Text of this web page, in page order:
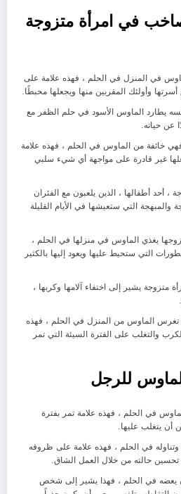
في امرأة متزوجة
في المنزل في الحلم ، فهذه علامة على
وأولئك المقربين منها ويجعلها محبطًا.
يطارد الماوس الأسود في حلم الظفر مع
عن حياته.
خائفة من الماوس في الحلم ، فهذه علامة
غير قادرة على مواجهة أي شيء سلبي
، أحد أطفالها ، الذين يلعبون مع الفئران
والمبهجة التي ستعيشها في الأيام القليلة
زوجها يغذي الماوس في منزلها في الحلم ،
التي ستحيط عليها ويعود إليها بالكثير
يشير إلى اختفاء آلامها وكربها ،
تغرس الماوس من المنزل في الحلم ، فهذه
والتغلب على الفترة السيئة التي تمر
للرجل
في الحلم ، فهذه علامة تمر بفترة
أن يتغلب عليها.
في الحلم ، فهذه علامة على ظروفه
تحسين حالته من خلال العمل الشاق.
يعضه في الحلم ، فهذا يشير إلى شخص